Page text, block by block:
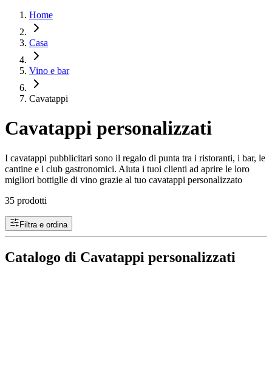
Home
Casa
Vino e bar
Cavatappi
Cavatappi personalizzati
I cavatappi pubblicitari sono il regalo di punta tra i ristoranti, i bar, le
cantine e i club gastronomici. Aiuta i tuoi clienti ad aprire le loro
migliori bottiglie di vino grazie al tuo cavatappi personalizzato
35 prodotti
Filtra e ordina
Catalogo di Cavatappi personalizzati